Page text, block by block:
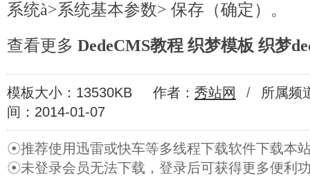
系统à>系统基本参数> 保存（确定）。
查看更多 DedeCMS教程 织梦模板 织梦
模板大小：13530KB 作者： 秀站网 /
所属频
间：2014-01-07
☉推荐使用迅雷或快车等多线程下载软件下载本
☉未登录会员无法下载，登录后可获得更多便利